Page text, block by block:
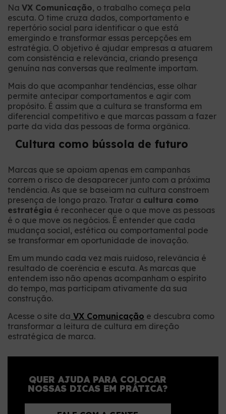
Na VX Comunicação, o trabalho começa pela
escuta. O time cruza dados, comportamento e
repertório social para identificar o que está
emergindo e transformar essas percepções em
estratégia. O objetivo é ajudar empresas a atuarem
com consistência e relevância, criando presença
genuína nas conversas que realmente importam.
Mais do que acompanhar tendências, esse olhar
permite antecipar comportamentos e agir com
propósito. É assim que a cultura se transforma em
diferencial competitivo e que marcas passam a fazer
parte da vida das pessoas de forma orgânica.
Cultura como bússola de futuro
Marcas que se apoiam apenas em campanhas
correm o risco de desaparecer junto com a próxima
tendência. As que se baseiam na cultura constroem
presença de longo prazo. Tratar a cultura como
estratégia é reconhecer que o que move as pessoas
é o que move os negócios. É entender que cada
mudança social, estética ou comportamental pode
se transformar em oportunidade de inovação.
Em um mundo cada vez mais ruidoso, relevância é
resultado de coerência e escuta. As marcas que
entendem isso não apenas acompanham o espírito
do tempo, mas participam ativamente da sua
construção.
Acesse o site da VX Comunicação e descubra como
transformar a leitura de cultura em direção
estratégica de marca.
QUER AJUDA PARA COLOCAR
NOSSAS DICAS EM PRÁTICA?